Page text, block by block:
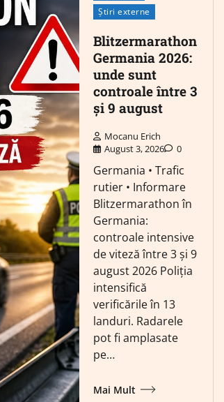
Știri externe
Blitzermarathon
Germania 2026:
unde sunt
controale între 3
și 9 august
Mocanu Erich
August 3, 2026
0
Germania • Trafic
rutier • Informare
Blitzermarathon în
Germania:
controale intensive
de viteză între 3 și 9
august 2026 Poliția
intensifică
verificările în 13
landuri. Radarele
pot fi amplasate
pe…
Mai Mult